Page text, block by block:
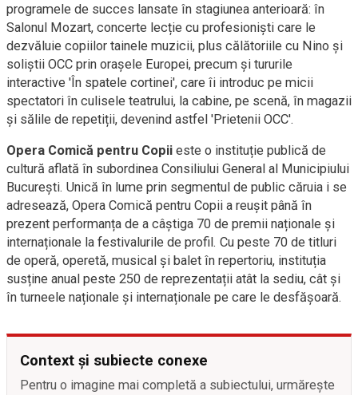
programele de succes lansate în stagiunea anterioară: în
Salonul Mozart, concerte lecție cu profesioniști care le
dezvăluie copiilor tainele muzicii, plus călătoriile cu Nino și
soliștii OCC prin orașele Europei, precum și tururile
interactive 'În spatele cortinei', care îi introduc pe micii
spectatori în culisele teatrului, la cabine, pe scenă, în magazii
și sălile de repetiții, devenind astfel 'Prietenii OCC'.
Opera Comică pentru Copii este o instituție publică de
cultură aflată în subordinea Consiliului General al Municipiului
București. Unică în lume prin segmentul de public căruia i se
adresează, Opera Comică pentru Copii a reușit până în
prezent performanța de a câștiga 70 de premii naționale și
internaționale la festivalurile de profil. Cu peste 70 de titluri
de operă, operetă, musical și balet în repertoriu, instituția
susține anual peste 250 de reprezentații atât la sediu, cât și
în turneele naționale și internaționale pe care le desfășoară.
Context și subiecte conexe
Pentru o imagine mai completă a subiectului, urmărește